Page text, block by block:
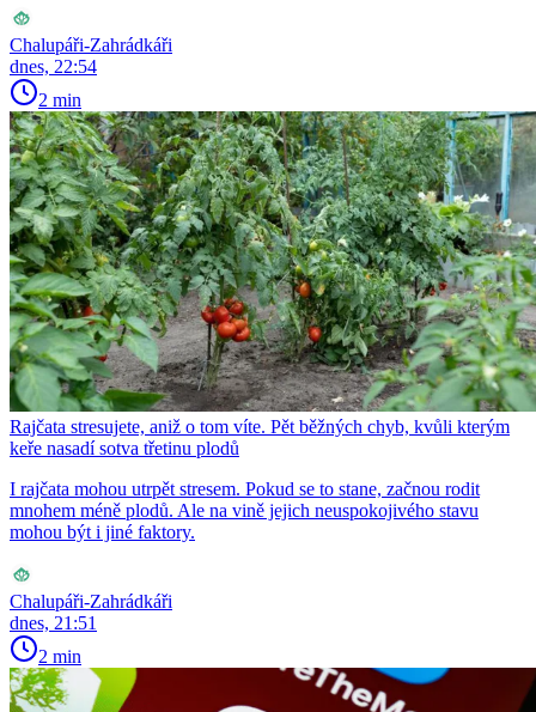
Chalupáři-Zahrádkáři
dnes, 22:54
2 min
Rajčata stresujete, aniž o tom víte. Pět běžných chyb, kvůli kterým
keře nasadí sotva třetinu plodů
I rajčata mohou utrpět stresem. Pokud se to stane, začnou rodit
mnohem méně plodů. Ale na vině jejich neuspokojivého stavu
mohou být i jiné faktory.
Chalupáři-Zahrádkáři
dnes, 21:51
2 min